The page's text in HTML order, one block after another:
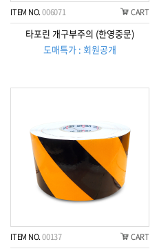
ITEM NO.006071 CART
타포린 개구부주의 (한영중문)
도매특가 : 회원공개
ITEM NO.00137 CART